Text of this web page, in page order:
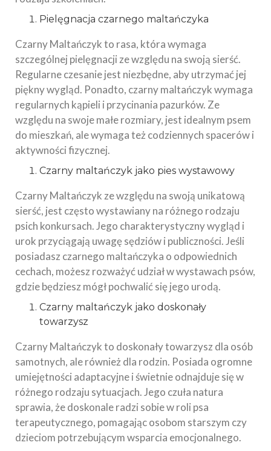
Pielęgnacja czarnego maltańczyka
Czarny Maltańczyk to rasa, która wymaga
szczególnej pielęgnacji ze względu na swoją sierść.
Regularne czesanie jest niezbędne, aby utrzymać jej
piękny wygląd. Ponadto, czarny maltańczyk wymaga
regularnych kąpieli i przycinania pazurków. Ze
względu na swoje małe rozmiary, jest idealnym psem
do mieszkań, ale wymaga też codziennych spacerów i
aktywności fizycznej.
Czarny maltańczyk jako pies wystawowy
Czarny Maltańczyk ze względu na swoją unikatową
sierść, jest często wystawiany na różnego rodzaju
psich konkursach. Jego charakterystyczny wygląd i
urok przyciągają uwagę sędziów i publiczności. Jeśli
posiadasz czarnego maltańczyka o odpowiednich
cechach, możesz rozważyć udział w wystawach psów,
gdzie będziesz mógł pochwalić się jego urodą.
Czarny maltańczyk jako doskonały
towarzysz
Czarny Maltańczyk to doskonały towarzysz dla osób
samotnych, ale również dla rodzin. Posiada ogromne
umiejętności adaptacyjne i świetnie odnajduje się w
różnego rodzaju sytuacjach. Jego czuła natura
sprawia, że doskonale radzi sobie w roli psa
terapeutycznego, pomagając osobom starszym czy
dzieciom potrzebującym wsparcia emocjonalnego.